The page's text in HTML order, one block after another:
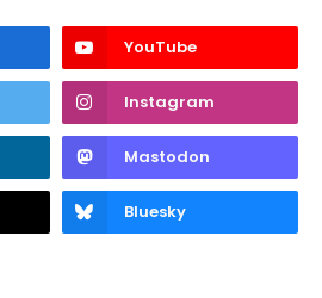
YouTube
Instagram
Mastodon
Bluesky